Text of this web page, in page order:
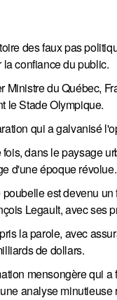
des faux pas
la confiance du public.
Ministre du Québec,
le Stade Olympique.
qui a galvanisé
fois, dans le paysage
d'une époque révolue.
poubelle est devenu
Legault, avec ses
la parole, avec
de dollars.
mensongère qui
analyse